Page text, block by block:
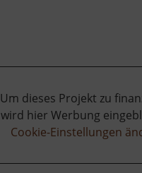
Um dieses Projekt zu
wird hier Werbung
Cookie-Einstellungen